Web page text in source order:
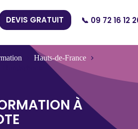
DEVIS GRATUIT 📞 09 72 16 12
Hauts-de-France
À